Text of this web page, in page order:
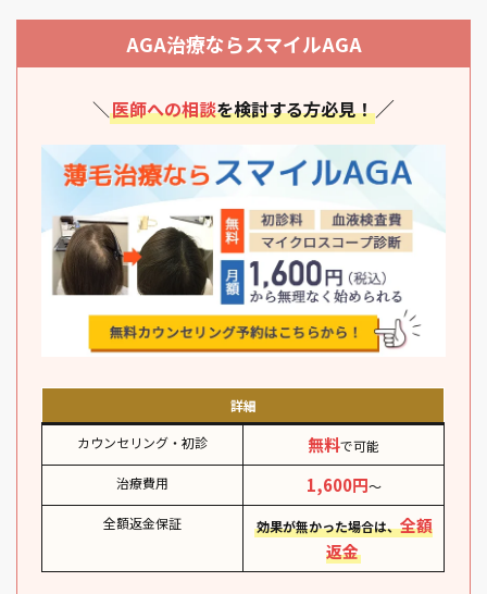
AGA治療ならスマイルAGA
＼医師への相談を検討する方必見！ ／
詳細
カウンセリング・初診
無料で可能
治療費用
1,600円～
全額返金保証
効果が無かった場合は、全額
返金